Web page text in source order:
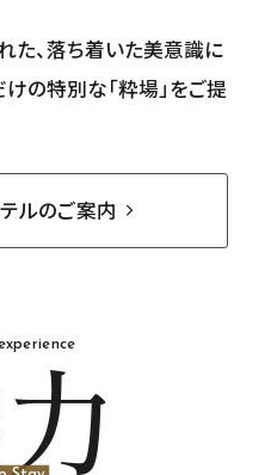
た、落ち着いた美意識に
の特別な「粋場」をご提
ルのご案内